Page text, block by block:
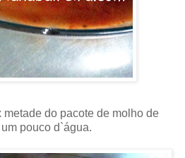
do pacote de molho de
pouco d`água.